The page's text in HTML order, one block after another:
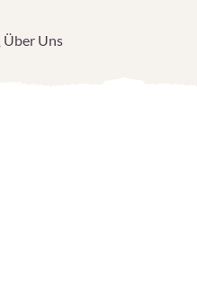
Über Uns